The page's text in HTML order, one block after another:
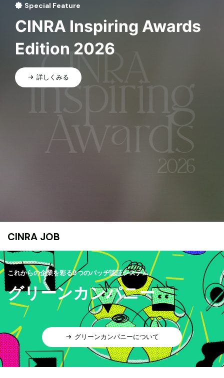
Special Feature
CINRA Inspiring Awards
Edition 2026
詳しくみる
CINRA JOB
これからの企業を彩る9つのバッヂ認証システム
グリーンカンパニー
グリーンカンパニーについて